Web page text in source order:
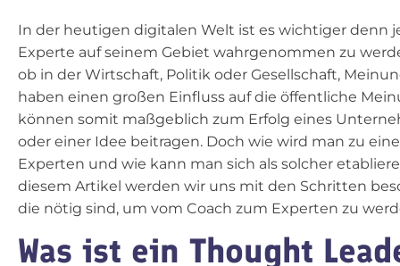
In der heutigen digitalen Welt ist es wichtiger denn
Experte auf seinem Gebiet wahrgenommen zu
ob in der Wirtschaft, Politik oder Gesellschaft,
haben einen großen Einfluss auf die öffentliche
können somit maßgeblich zum Erfolg eines
oder einer Idee beitragen. Doch wie wird man zu
Experten und wie kann man sich als solcher
diesem Artikel werden wir uns mit den Schritten
die nötig sind, um vom Coach zum Experten zu
Was ist ein Thought